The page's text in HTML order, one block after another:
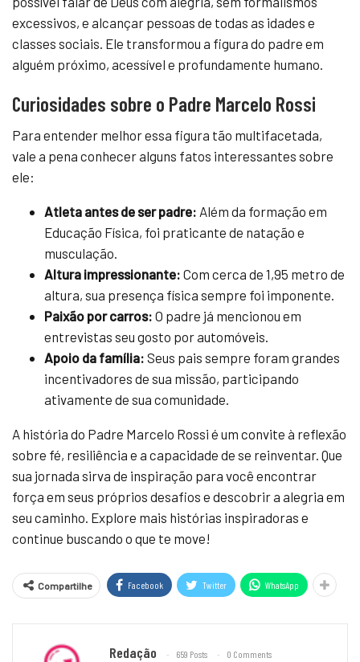
excessivos, e alcançar pessoas de todas as idades e
classes sociais. Ele transformou a figura do padre em
alguém próximo, acessível e profundamente humano.
Curiosidades sobre o Padre Marcelo Rossi
Para entender melhor essa figura tão multifacetada,
vale a pena conhecer alguns fatos interessantes sobre
ele:
Atleta antes de ser padre: Além da formação em
Educação Física, foi praticante de natação e
musculação.
Altura impressionante: Com cerca de 1,95 metro de
altura, sua presença física sempre foi imponente.
Paixão por carros: O padre já mencionou em
entrevistas seu gosto por automóveis.
Apoio da família: Seus pais sempre foram grandes
incentivadores de sua missão, participando
ativamente de sua comunidade.
A história do Padre Marcelo Rossi é um convite à reflexão
sobre fé, resiliência e a capacidade de se reinventar. Que
sua jornada sirva de inspiração para você encontrar
força em seus próprios desafios e descobrir a alegria em
seu caminho. Explore mais histórias inspiradoras e
continue buscando o que te move!
Compartilhe Facebook Twitter WhatsApp
Redação 659 Posts 0 Comments